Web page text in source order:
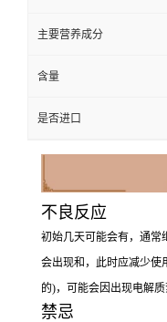
主要营养成分
含量
是否进口
不良反应
初始几天可能会有，通常
会出现和，此时应减少使
的)，可能会因出现电解质
禁忌